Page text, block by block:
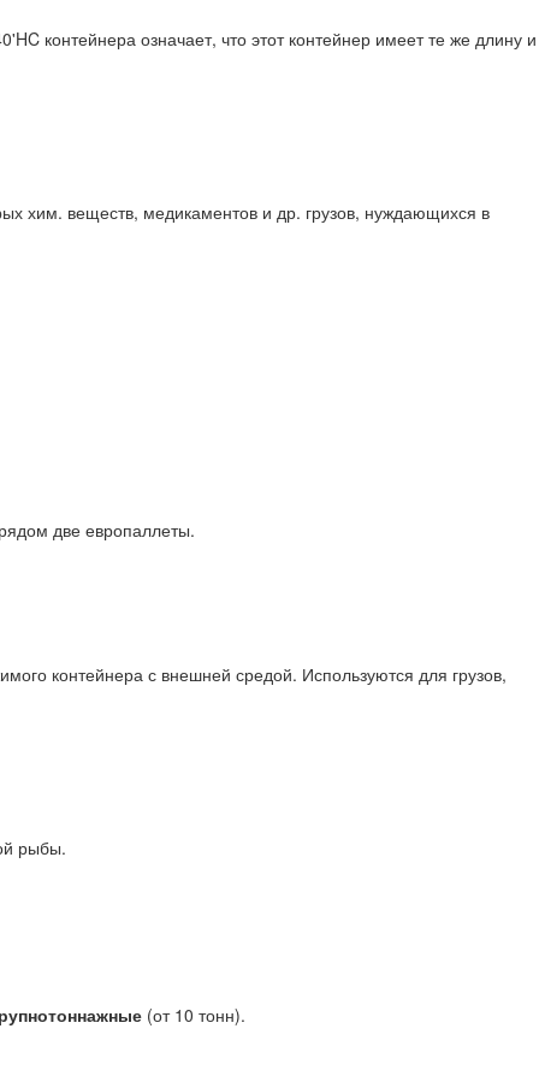
контейнера означает, что этот контейнер имеет те же длину и
хим. веществ, медикаментов и др. грузов, нуждающихся в
две европаллеты.
контейнера с внешней средой. Используются для грузов,
рыбы.
(от 10 тонн).